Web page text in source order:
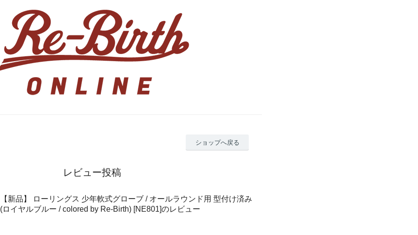
ショップへ戻る
レビュー投稿
【新品】 ローリングス 少年軟式グローブ / オールラウンド用 型付け済み
(ロイヤルブルー / colored by Re-Birth) [NE801]のレビュー